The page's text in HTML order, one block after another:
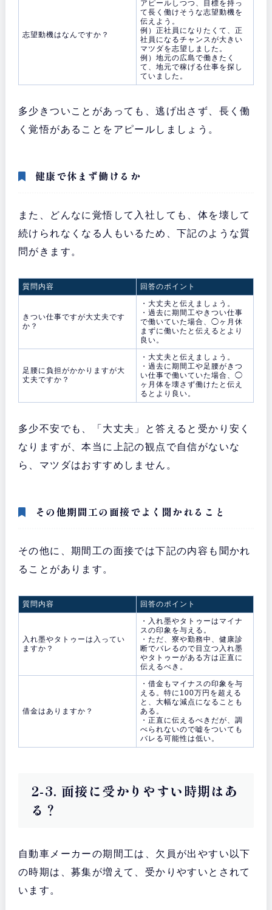
志望動機はなんですか？
アピールしつつ、目標を持っ
て長く働けそうな志望動機を
伝えよう。
例）正社員になりたくて、正
社員になるチャンスが大きい
マツダを志望しました。
例）地元の広島で働きたく
て、地元で稼げる仕事を探し
ていました。
多少きついことがあっても、逃げ出さず、長く働
く覚悟があることをアピールしましょう。
健康で休まず働けるか
また、どんなに覚悟して入社しても、体を壊して
続けられなくなる人もいるため、下記のような質
問がきます。
質問内容 回答のポイント
きつい仕事ですが大丈夫です
か？
・大丈夫と伝えましょう。
・過去に期間工やきつい仕事
で働いていた場合、◯ヶ月休
まずに働いたと伝えるとより
良い。
足腰に負担がかかりますが大
丈夫ですか？
・大丈夫と伝えましょう。
・過去に期間工や足腰がきつ
い仕事で働いていた場合、◯
ヶ月体を壊さず働けたと伝え
るとより良い。
多少不安でも、「大丈夫」と答えると受かり安く
なりますが、本当に上記の観点で自信がないな
ら、マツダはおすすめしません。
その他期間工の面接でよく聞かれること
その他に、期間工の面接では下記の内容も聞かれ
ることがあります。
質問内容 回答のポイント
入れ墨やタトゥーは入ってい
ますか？
・入れ墨やタトゥーはマイナ
スの印象を与える。
・ただ、寮や勤務中、健康診
断でバレるので目立つ入れ墨
やタトゥーがある方は正直に
伝えるべき。
借金はありますか？
・借金もマイナスの印象を与
える。特に100万円を超える
と、大幅な減点になることも
ある。
・正直に伝えるべきだが、調
べられないので嘘をついても
バレる可能性は低い。
2-3. 面接に受かりやすい時期はあ
る？
自動車メーカーの期間工は、欠員が出やすい以下
の時期は、募集が増えて、受かりやすいとされて
います。